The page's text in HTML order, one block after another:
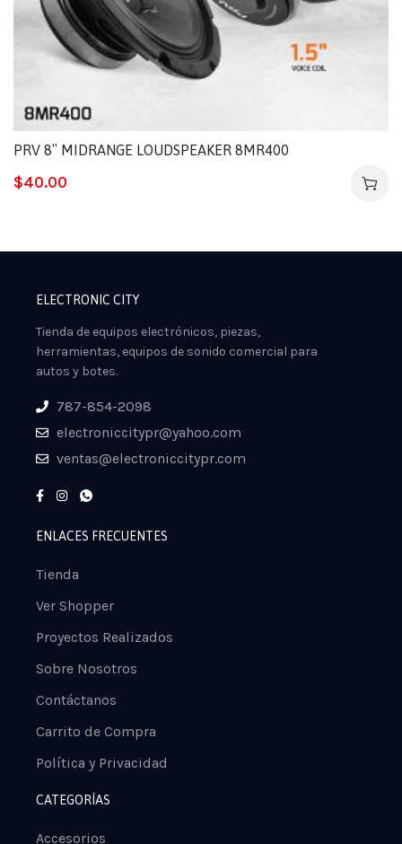
PRV 8″ MIDRANGE LOUDSPEAKER 8MR400
$40.00
ELECTRONIC CITY
Tienda de equipos electrónicos, piezas,
herramientas, equipos de sonido comercial para
autos y botes.
787-854-2098
electroniccitypr@yahoo.com
ventas@electroniccitypr.com
ENLACES FRECUENTES
Tienda
Ver Shopper
Proyectos Realizados
Sobre Nosotros
Contáctanos
Carrito de Compra
Política y Privacidad
CATEGORÍAS
Accesorios